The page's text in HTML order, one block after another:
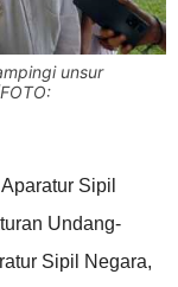
unsur
Aparatur Sipil
Undang-
Sipil Negara,